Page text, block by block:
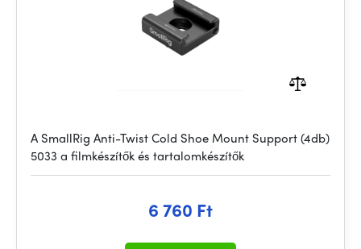
A SmallRig Anti-Twist Cold Shoe Mount Support (4db)
5033 a filmkészítők és tartalomkészítők
6 760 Ft